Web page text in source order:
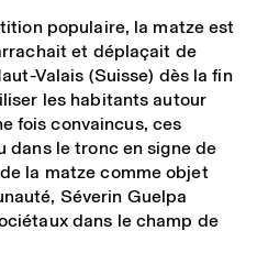
populaire, la matze est
et déplaçait de
Valais (Suisse) dès la fin
les habitants autour
fois convaincus, ces
le tronc en signe de
la matze comme objet
Séverin Guelpa
dans le champ de